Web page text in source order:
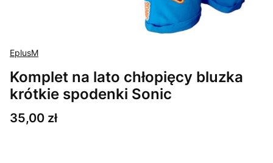
EplusM
Komplet na lato chłopięcy bluzka
krótkie spodenki Sonic
Cena
35,00 zł